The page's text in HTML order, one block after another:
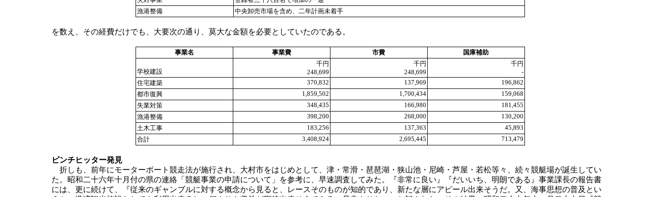
漁港整備
中央卸売市場を含め、二年計画未着手
を数え、その経費だけでも、大要次の通り、莫大な金額を必要としていたのである。
事業名 事業費 市費 国庫補助
学校建設
千円
248,699
千円
248,699
千円
-
住宅建築
370,832 137,969
196,862
都市復興
1,859,502 1,700,434
159,068
失業対策
348,435 166,980
181,455
漁港整備
398,200 268,000
130,200
土木工事
183,256 137,363
45,893
合計
3,408,924 2,695,445 713,479
ピンチヒッター発見
折しも、前年にモーターボート競走法が施行され、大村市をはじめとして、津・常滑・琶琶湖・狭山池・尼崎・芦屋・若松等々、続々競艇場が誕生してい
た。昭和二十六年十月付の県の連絡「競艇事業の申請について」を参考に、早速調査してみた。『非常に良い』『だいいち、明朗である』事業課長の報告書
には、更に続けて、『従来のギャンブルに対する概念から見ると、レースそのものが知的であり、新たな層にアピール出来そうだ。又、海事思想の普及とい